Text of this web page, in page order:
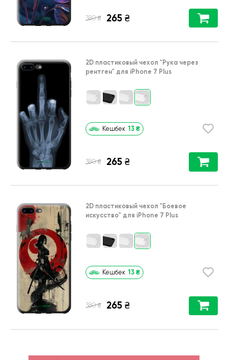
380 ₴ 265 ₴
2D пластиковый чехол "Рука через
рентген" для iPhone 7 Plus
Кешбек 13 ₴
380 ₴ 265 ₴
2D пластиковый чехол "Боевое
искусство" для iPhone 7 Plus
Кешбек 13 ₴
380 ₴ 265 ₴